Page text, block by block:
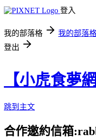
登入
我的部落格 我的部落
登出
【小虎食夢
跳到主文
合作邀約信箱